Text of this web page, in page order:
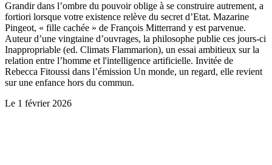
Grandir dans l’ombre du pouvoir oblige à se construire autrement, a
fortiori lorsque votre existence relève du secret d’Etat. Mazarine
Pingeot, « fille cachée » de François Mitterrand y est parvenue.
Auteur d’une vingtaine d’ouvrages, la philosophe publie ces jours-ci
Inappropriable (ed. Climats Flammarion), un essai ambitieux sur la
relation entre l’homme et l'intelligence artificielle. Invitée de
Rebecca Fitoussi dans l’émission Un monde, un regard, elle revient
sur une enfance hors du commun.
Le 1 février 2026